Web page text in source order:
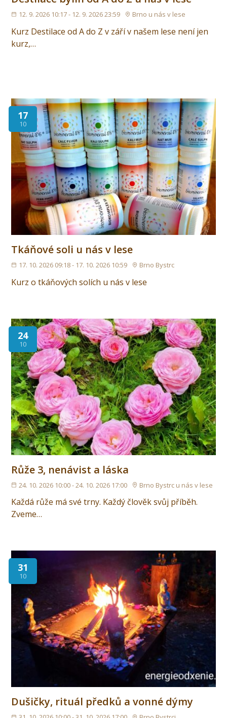
12. 9. 2026 10:17 - 12. 9. 2026 23:59 Brno u nás v lese
Kurz Destilace od A do Z v září v našem lese není jen
kurz,…
17
10
Tkáňové soli u nás v lese
17. 10. 2026 09:18 - 17. 10. 2026 10:59 Brno Bystrc
Kurz o tkáňových solích u nás v lese
24
10
Růže 3, nenávist a láska
24. 10. 2026 10:00 - 24. 10. 2026 17:00 Brno Bystrc u nás v lese
Každá růže má své trny. Každý člověk svůj příběh.
Zveme…
31
10
Dušičky, rituál předků a vonné dýmy